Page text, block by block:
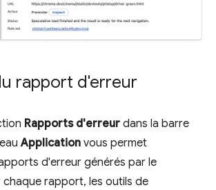
rapport d'erreur
Rapports d'erreur dans la barre
Application vous permet
d'erreur générés par le
chaque rapport, les outils de